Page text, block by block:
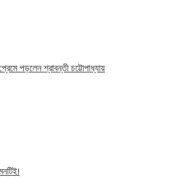
পড়লেন শ্রাবন্তী চট্টোপাধ্যায়